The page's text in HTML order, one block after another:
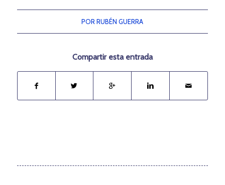
PORRUBÉN GUERRA
Compartir esta entrada